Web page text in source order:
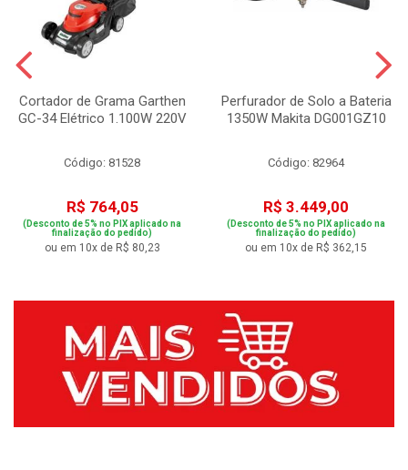
Cortador de Grama Garthen
GC-34 Elétrico 1.100W 220V
Código: 81528
R$ 764,05
(Desconto de 5% no PIX aplicado na
finalização do pedido)
ou em 10x de R$ 80,23
Perfurador de Solo a Bateria
1350W Makita DG001GZ10
Código: 82964
R$ 3.449,00
(Desconto de 5% no PIX aplicado na
finalização do pedido)
ou em 10x de R$ 362,15